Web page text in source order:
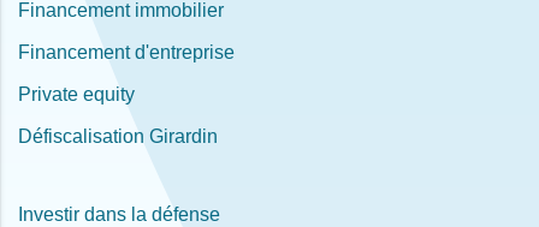
Financement immobilier
Financement d'entreprise
Private equity
Défiscalisation Girardin
Investir dans la défense